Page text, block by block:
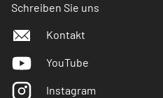
Schreiben Sie uns
Kontakt
YouTube
Instagram